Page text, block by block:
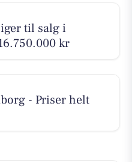
til salg i
kr
- Priser helt